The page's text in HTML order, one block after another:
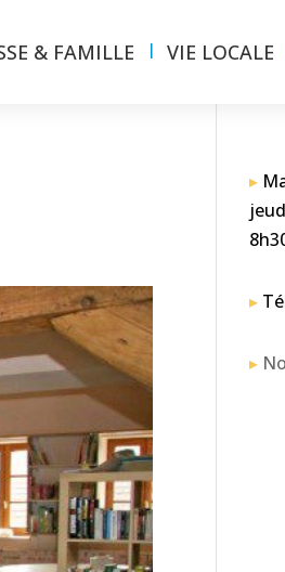
& FAMILLE VIE LOCALE
▸
▸
▸